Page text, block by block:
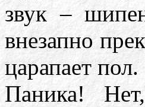
звук –
внезапно
царапает пол.
Паника!